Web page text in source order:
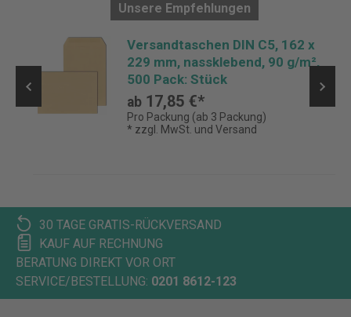
Unsere Empfehlungen
Versandtaschen DIN C5, 162 x
229 mm, nassklebend, 90 g/m²,
500 Pack: Stück
ab 17,85 €*
Pro Packung (ab 3 Packung)
* zzgl. MwSt. und Versand
30 TAGE GRATIS-RÜCKVERSAND
KAUF AUF RECHNUNG
BERATUNG DIREKT VOR ORT
SERVICE/BESTELLUNG: 0201 8612-123